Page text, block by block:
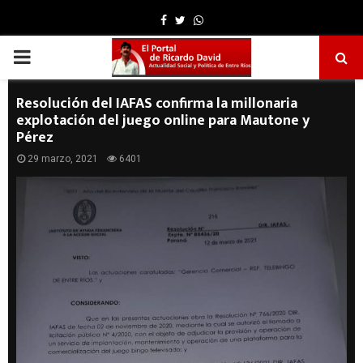
Facebook
TwitterWhatsapp
PRIMARY
MENU
Resolución del IAFAS confirma la millonaria
explotación del juego online para Mautone y
Pérez
29 marzo, 2021 6401